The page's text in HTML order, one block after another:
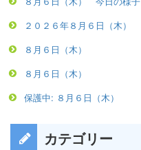
２０２６年８月６日（木）
８月６日（木）
８月６日（木）
保護中: ８月６日（木）
カテゴリー